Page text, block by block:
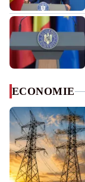
ECONOMIE